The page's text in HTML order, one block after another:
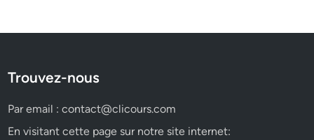
Trouvez-nous
Par email :contact@clicours.com
En visitant cette page sur notre site internet: